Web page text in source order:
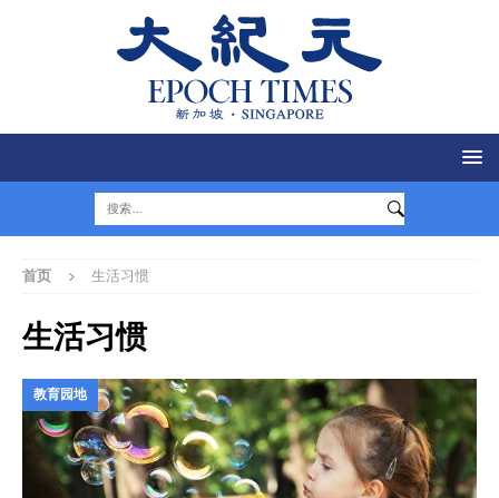
首页 生活习惯
生活习惯
教育园地